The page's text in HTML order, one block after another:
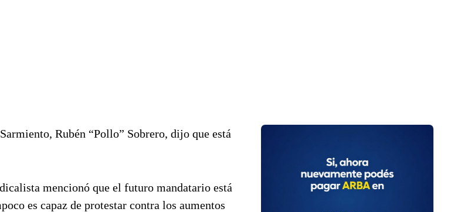
Rubén “Pollo” Sobrero, dijo que está
mencionó que el futuro mandatario está
es capaz de protestar contra los aumentos